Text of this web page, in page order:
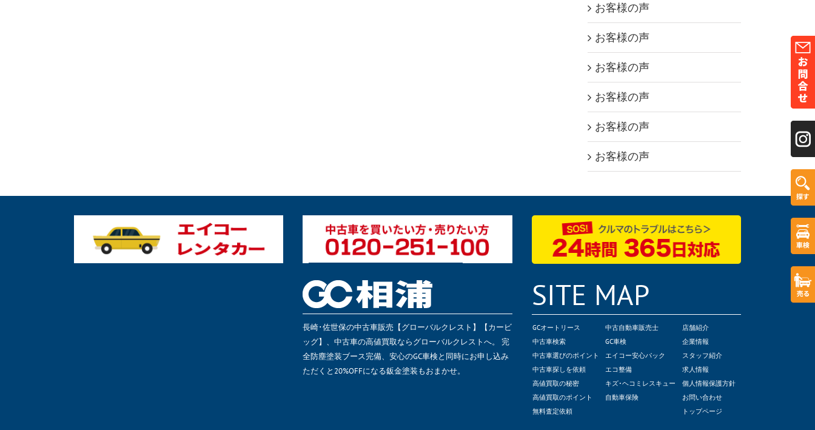
お客様の声
お客様の声
お客様の声
お客様の声
お客様の声
お客様の声
長崎･佐世保の中古車販売【グローバルクレスト】【カービ
ッグ】、中古車の高値買取ならグローバルクレストへ。 完
全防塵塗装ブース完備、安心のGC車検と同時にお申し込み
ただくと20%OFFになる鈑金塗装もおまかせ。
SITE MAP
GCオートリース
中古車検索
中古車選びのポイント
中古車探しを依頼
高値買取の秘密
高値買取のポイント
無料査定依頼
中古自動車販売士
GC車検
エイコー安心パック
エコ整備
キズ･ヘコミレスキュー
自動車保険
店舗紹介
企業情報
スタッフ紹介
求人情報
個人情報保護方針
お問い合わせ
トップページ